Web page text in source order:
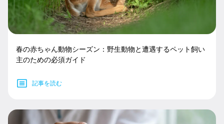
春の赤ちゃん動物シーズン：野生動物と遭遇するペット飼い
主のための必須ガイド
記事を読む